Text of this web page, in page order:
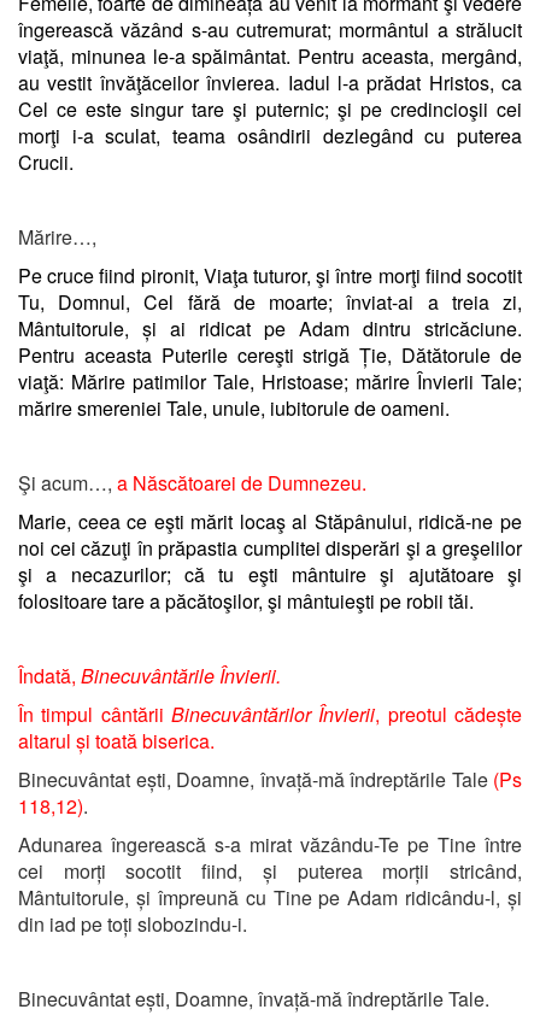
îngerească văzând s-au cutremurat; mormântul a strălucit
viaţă, minunea le-a spăimântat. Pentru aceasta, mergând,
au vestit învăţăceilor învierea. Iadul l-a prădat Hristos, ca
Cel ce este singur tare şi puternic; şi pe credincioşii cei
morţi i-a sculat, teama osândirii dezlegând cu puterea
Crucii.
Mărire…,
Pe cruce fiind pironit, Viaţa tuturor, şi între morţi fiind socotit
Tu, Domnul, Cel fără de moarte; înviat-ai a treia zi,
Mântuitorule, și ai ridicat pe Adam dintru stricăciune.
Pentru aceasta Puterile cereşti strigă Ție, Dătătorule de
viaţă: Mărire patimilor Tale, Hristoase; mărire Învierii Tale;
mărire smereniei Tale, unule, iubitorule de oameni.
Şi acum…, a Născătoarei de Dumnezeu.
Marie, ceea ce eşti mărit locaş al Stăpânului, ridică-ne pe
noi cei căzuţi în prăpastia cumplitei disperări şi a greşelilor
şi a necazurilor; că tu eşti mântuire şi ajutătoare şi
folositoare tare a păcătoşilor, şi mântuieşti pe robii tăi.
Îndată, Binecuvântările Învierii.
În timpul cântării Binecuvântărilor Învierii, preotul cădește
altarul și toată biserica.
Binecuvântat ești, Doamne, învață-mă îndreptările Tale(Ps
118,12).
Adunarea îngerească s-a mirat văzându-Te pe Tine între
cei morți socotit fiind, și puterea morții stricând,
Mântuitorule, și împreună cu Tine pe Adam ridicându-l, și
din iad pe toți slobozindu-i.
Binecuvântat ești, Doamne, învață-mă îndreptările Tale.